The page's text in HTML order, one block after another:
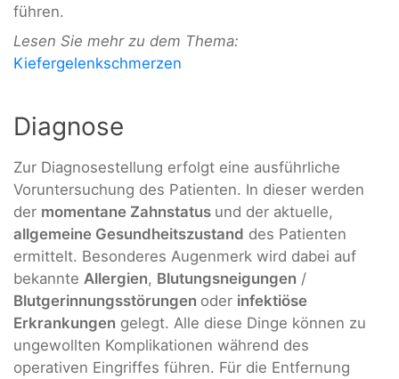
führen.
Lesen Sie mehr zu dem Thema:
Kiefergelenkschmerzen
Diagnose
Zur Diagnosestellung erfolgt eine ausführliche
Voruntersuchung des Patienten. In dieser werden
der momentane Zahnstatus und der aktuelle,
allgemeine Gesundheitszustand des Patienten
ermittelt. Besonderes Augenmerk wird dabei auf
bekannte Allergien, Blutungsneigungen /
Blutgerinnungsstörungen oder infektiöse
Erkrankungen gelegt. Alle diese Dinge können zu
ungewollten Komplikationen während des
operativen Eingriffes führen. Für die Entfernung